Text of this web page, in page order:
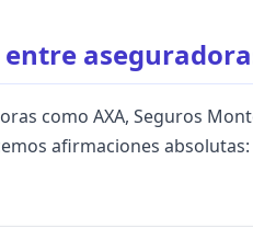
como AXA, Seguros
afirmaciones